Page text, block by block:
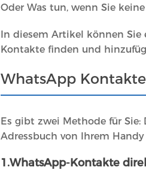
Oder Was tun, wenn Sie
In diesem Artikel können
Kontakte finden und
WhatsApp
Es gibt zwei Methode für
Adressbuch von Ihrem
1.WhatsApp-Kontakte